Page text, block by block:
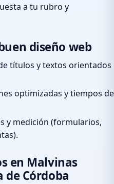
a tu rubro y
diseño web
títulos y textos orientados
optimizadas y tiempos de
y medición (formularios,
en Malvinas
Córdoba